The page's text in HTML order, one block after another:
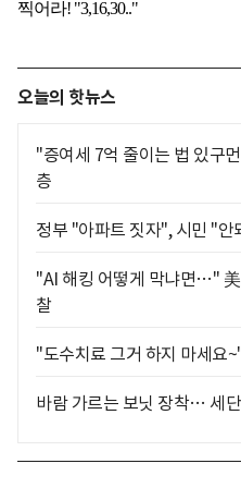
오늘의 핫뉴스
"증여세 7억 줄이는 법 있구
층
정부 "아파트 짓자", 시민 "
"AI 해킹 어떻게 막냐면…"
찰
"도수치료 그거 하지 마세요
바람 가르는 보닛 장착… 세